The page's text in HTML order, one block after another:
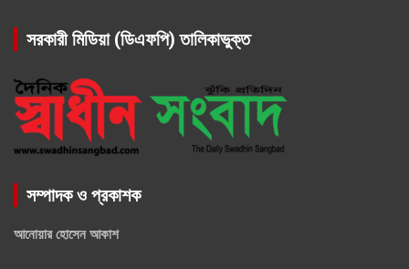
সরকারী মিডিয়া (ডিএফপি) তালিকাভুক্ত
সম্পাদক ও প্রকাশক
আনোয়ার হোসেন আকাশ